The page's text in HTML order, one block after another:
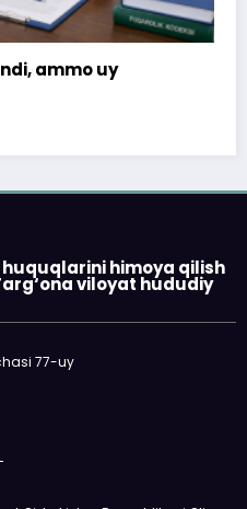
ammo uy
huquqlarini himoya qilish
viloyat hududiy
77-uy